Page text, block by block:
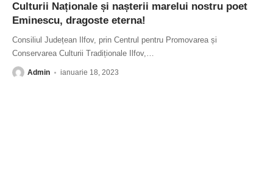
Culturii Naționale și nașterii marelui nostru poet
Eminescu, dragoste eterna!
Consiliul Județean Ilfov, prin Centrul pentru Promovarea și
Conservarea Culturii Tradiționale Ilfov,…
Admin ianuarie 18, 2023